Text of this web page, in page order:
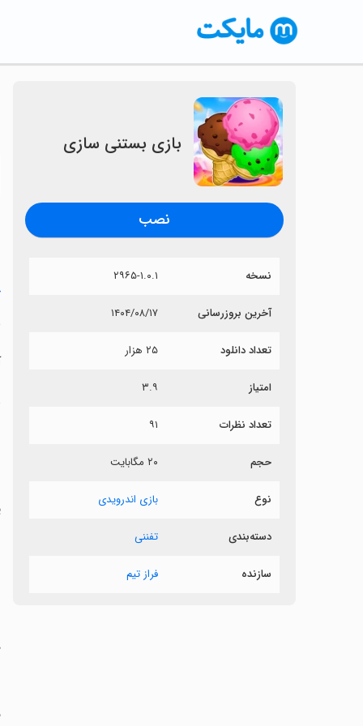
بازی بستنی سازی
نصب
نسخه ۲۹۶۵-۱.۰.۱
آخرین بروزرسانی ۱۴۰۴/۰۸/۱۷
تعداد دانلود ۲۵ هزار
امتیاز ۳.۹
تعداد نظرات ۹۱
حجم ۲۰ مگابایت
نوع بازی اندرویدی
دسته‌بندی تفننی
سازنده فراز تیم